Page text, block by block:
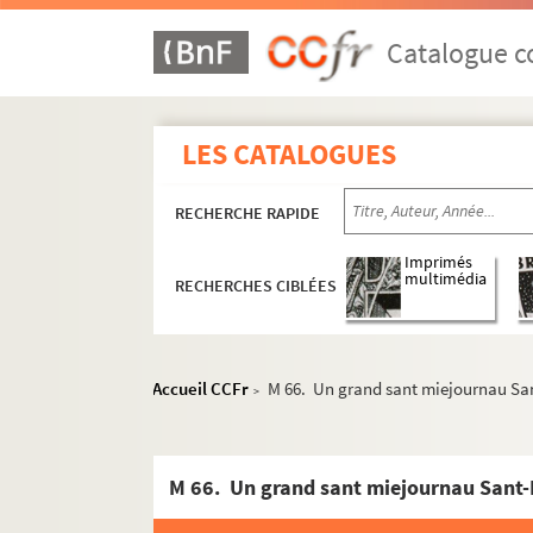
Catalogue
LES CATALOGUES
RECHERCHE RAPIDE
RECHERCHES CIBLÉES
Imprimés
multimédia
Accueil CCFr > M 66. Un grand sant miejournau
M 66. Un grand sant miejournau